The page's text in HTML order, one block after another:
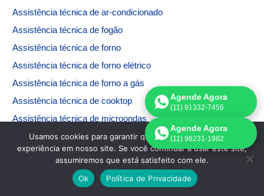
Assistência técnica de ar-condicionado
Assistência técnica de fogão
Assistência técnica de forno
Assistência técnica de forno elétrico
Assistência técnica de forno a gás
Assistência técnica de cooktop
Assistência técnica de microondas
Assistência técnica de máquina de lavar
Assistência técnica de máquina de secar
Assistência técnica de máquina de lavar e secar
Assistência técnica Electrolux
Agende Agora
(11) 91332-7456
Agende Agora
(11) 96231-1982
Usamos cookies para garantir que oferecemos a melhor
experiência em nosso site. Se você continuar a usar este site,
assumiremos que está satisfeito com ele.
Ok
Política de Privacidade